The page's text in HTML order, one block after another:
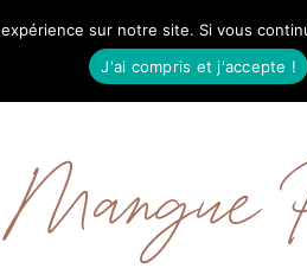
MODE
Mangue
sur notre site. Si vous
J'ai compris et j'accepte !